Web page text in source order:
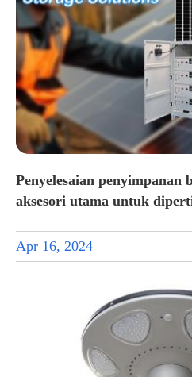
Penyelesaian penyimpanan
aksesori utama untuk
Apr 16, 2024